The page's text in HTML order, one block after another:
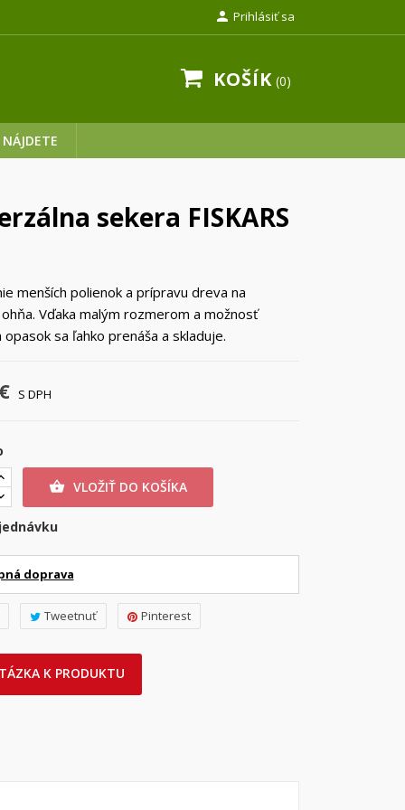
 Prihlásiť sa
KOŠÍK 0
sekera FISKARS
menších polienok a prípravu dreva na
Vďaka malým rozmerom a možnosť
opasok sa ľahko prenáša a skladuje.
S DPH
 VLOŽIŤ DO KOŠÍKA
doprava
Tweetnuť Pinterest
K PRODUKTU